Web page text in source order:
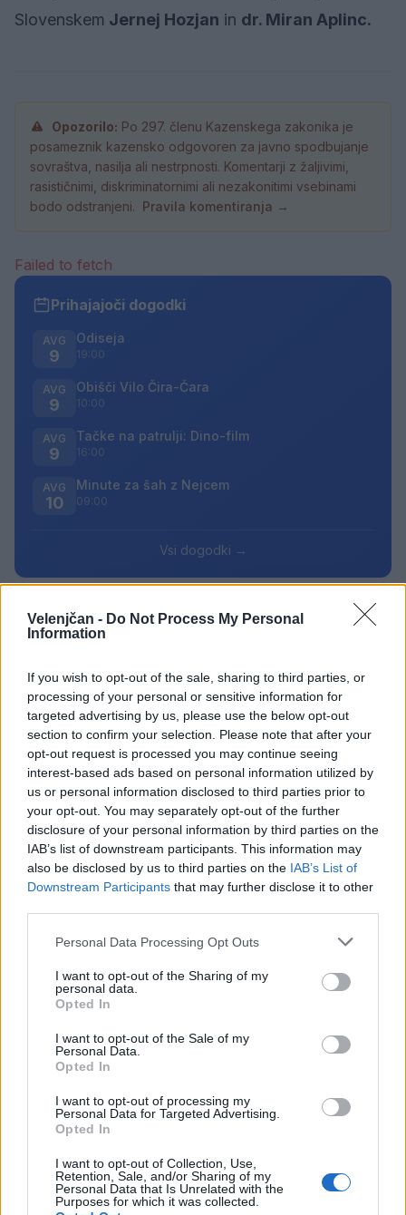
Velenjčan - Do Not Process My Personal
Information
If you wish to opt-out of the sale, sharing to third parties, or
processing of your personal or sensitive information for
targeted advertising by us, please use the below opt-out
section to confirm your selection. Please note that after your
opt-out request is processed you may continue seeing
interest-based ads based on personal information utilized by
us or personal information disclosed to third parties prior to
your opt-out. You may separately opt-out of the further
disclosure of your personal information by third parties on the
IAB’s list of downstream participants. This information may
also be disclosed by us to third parties on the IAB’s List of
Downstream Participants that may further disclose it to other
Personal Data Processing Opt Outs
I want to opt-out of the Sharing of my
personal data.
Opted In
I want to opt-out of the Sale of my
Personal Data.
Opted In
I want to opt-out of processing my
Personal Data for Targeted Advertising.
Opted In
I want to opt-out of Collection, Use,
Retention, Sale, and/or Sharing of my
Personal Data that Is Unrelated with the
Purposes for which it was collected.
Slovenskem Jernej Hozjan in dr. Miran Aplinc.
Opozorilo: Po 297. členu Kazenskega zakonika je
posameznik kazensko odgovoren za javno spodbujanje
sovraštva, nasilja ali nestrpnosti. Komentarji z žaljivimi,
rasističnimi, diskriminatornimi ali nezakonitimi vsebinami
bodo odstranjeni. Pravila komentiranja →
Failed to fetch
Prihajajoči dogodki
AVG
9
Odiseja
19:00
AVG
9
Obišči Vilo Čira-Čara
10:00
AVG
9
Tačke na patrulji: Dino-film
16:00
AVG
10
Minute za šah z Nejcem
09:00
Vsi dogodki →
Najbolj brano
1
moškega udaril s steklenico in ga zabodel
2
(VIDEO) "Mislil sem, da je konec": Lastnik
velenjske picerije o padcu s padalom na
Hrvaškem
3
Dopustniška drama: Policija pričakala letalo s
Korošico po pristanku
4
Na Šaleški cesti v Velenju občanka poškodovala
tri vozila
5
Prijava pogrešanja razkrila tragedijo: V hiši našli
mrtvega 76-letnika
Cvetko Jeseničnik
Branko Golob
Roman Skale
Ivana Mernik
Vse osmrtnice →
Kategorije